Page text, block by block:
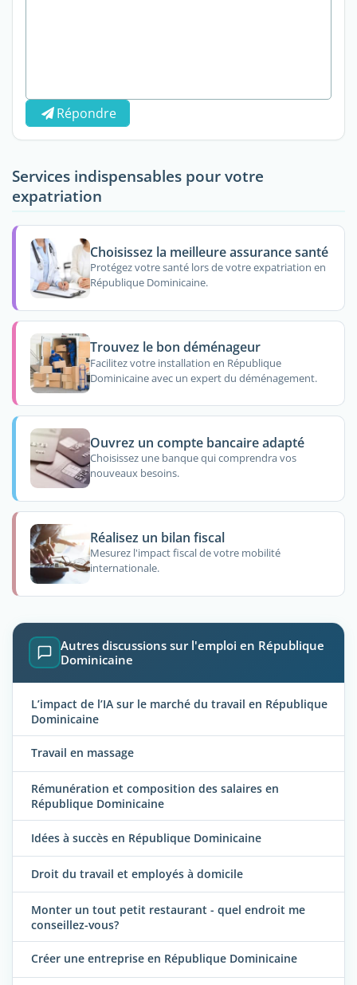
Répondre
Services indispensables pour votre
expatriation
Choisissez la meilleure assurance santé
Protégez votre santé lors de votre expatriation en
République Dominicaine.
Trouvez le bon déménageur
Facilitez votre installation en République
Dominicaine avec un expert du déménagement.
Ouvrez un compte bancaire adapté
Choisissez une banque qui comprendra vos
nouveaux besoins.
Réalisez un bilan fiscal
Mesurez l'impact fiscal de votre mobilité
internationale.
Autres discussions sur l'emploi en République
Dominicaine
L’impact de l’IA sur le marché du travail en République
Dominicaine
Travail en massage
Rémunération et composition des salaires en
République Dominicaine
Idées à succès en République Dominicaine
Droit du travail et employés à domicile
Monter un tout petit restaurant - quel endroit me
conseillez-vous?
Créer une entreprise en République Dominicaine